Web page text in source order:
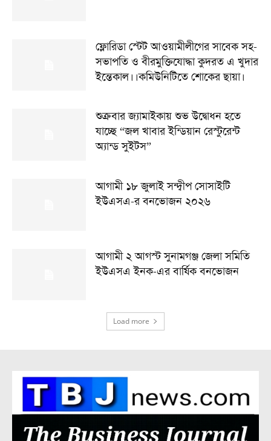
ফ্লোরিডা স্টেট আওয়ামীলীগের সাবেক সহ-
সভাপতি ও বীরমুক্তিযোদ্ধা কুদরত এ খুদার
ইন্তেকাল।।কমিউনিটিতে শোকের ছায়া।
শুক্রবার জ্যামাইকায় শুভ উদ্বোধন হতে
যাচ্ছে “জল খাবার ইন্ডিয়ান রেস্টুরেন্ট
অ্যান্ড সুইটস”
আগামী ১৮ জুলাই সন্দ্বীপ সোসাইটি
ইউএসএ-র বনভোজন ২০২৬
আগামী ২ আগস্ট সুনামগঞ্জ জেলা সমিতি
ইউএসএ ইনক-এর বার্ষিক বনভোজন
Load more